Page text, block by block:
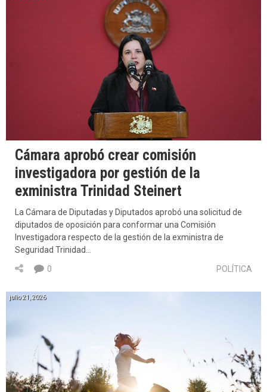
Cámara aprobó crear comisión
investigadora por gestión de la
exministra Trinidad Steinert
La Cámara de Diputadas y Diputados aprobó una solicitud de
diputados de oposición para conformar una Comisión
Investigadora respecto de la gestión de la exministra de
Seguridad Trinidad…
POLÍTICA
0
julio 21, 2026